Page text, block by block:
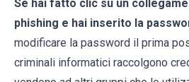
Se hai fatto clic su un
phishing e hai inserito la
modificare la password il prima
criminali informatici raccolgono